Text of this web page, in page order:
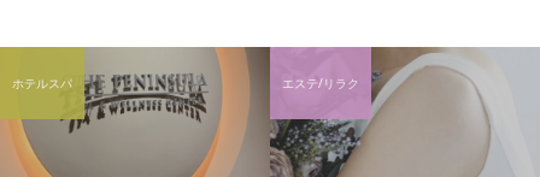
ホテルスパ エステ/リラク